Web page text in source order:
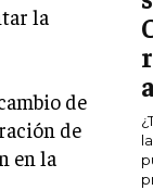
la
de
de
en la